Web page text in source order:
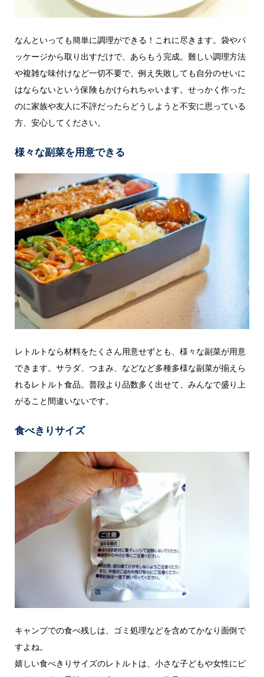
なんといっても簡単に調理ができる！これに尽きます。袋やパ
ッケージから取り出すだけで、あらもう完成。難しい調理方法
や複雑な味付けなど一切不要で、例え失敗しても自分のせいに
はならないという保険もかけられちゃいます。せっかく作った
のに家族や友人に不評だったらどうしようと不安に思っている
方、安心してください。
様々な副菜を用意できる
レトルトなら材料をたくさん用意せずとも、様々な副菜が用意
できます。サラダ、つまみ、などなど多種多様な副菜が揃えら
れるレトルト食品。普段より品数多く出せて、みんなで盛り上
がること間違いないです。
食べきりサイズ
キャンプでの食べ残しは、ゴミ処理などを含めてかなり面倒で
すよね。
嬉しい食べきりサイズのレトルトは、小さな子どもや女性にピ